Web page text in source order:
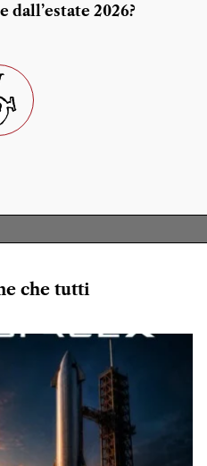
2026?
che tutti